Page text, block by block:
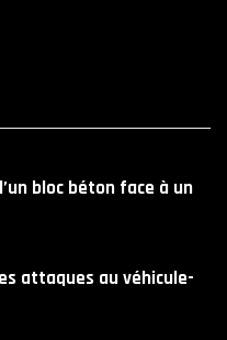
bloc béton face à un
attaques au véhicule-